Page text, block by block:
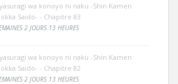
wa konoyo ni naku -Shin Kamen
Saido- - Chapitre 83
2 JOURS 13 HEURES
wa konoyo ni naku -Shin Kamen
Saido- - Chapitre 82
2 JOURS 13 HEURES